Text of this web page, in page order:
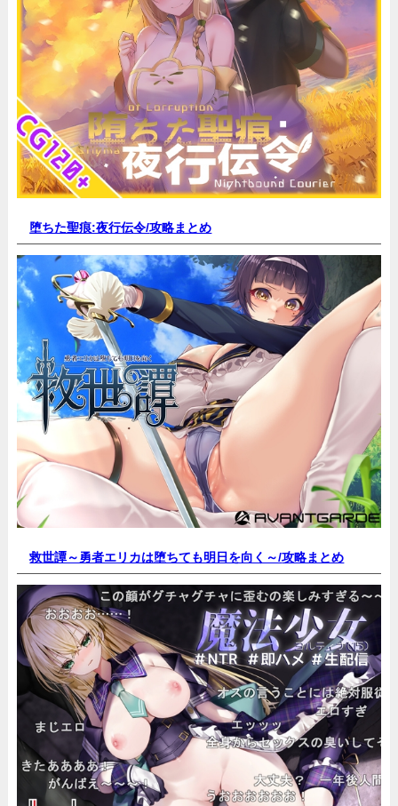
堕ちた聖痕:夜行伝令/攻略まとめ
救世譚～勇者エリカは堕ちても明日を向く～/攻略まとめ